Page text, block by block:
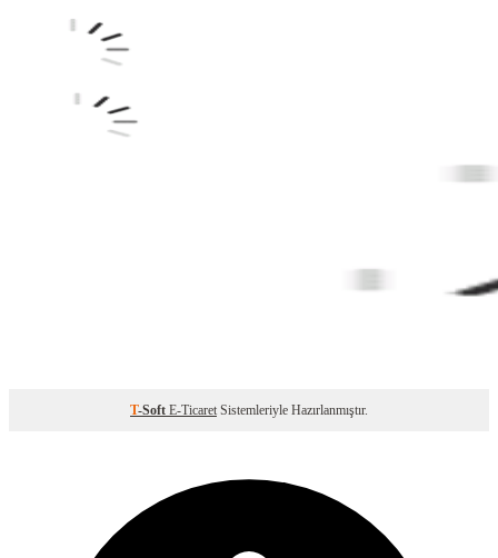
T-Soft E-Ticaret Sistemleriyle Hazırlanmıştır.